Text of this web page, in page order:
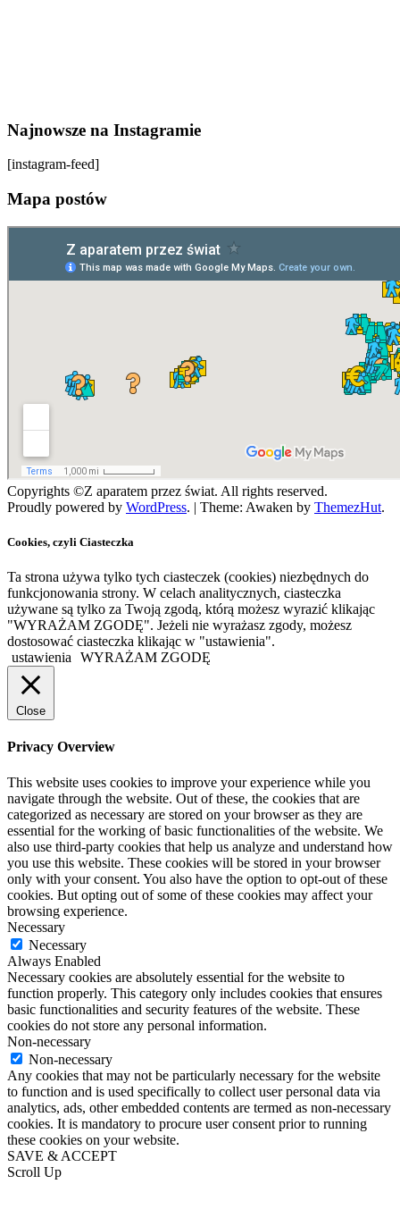
Najnowsze na Instagramie
[instagram-feed]
Mapa postów
Copyrights ©Z aparatem przez świat. All rights reserved.
Proudly powered by WordPress. | Theme: Awaken by ThemezHut.
Cookies, czyli Ciasteczka
Ta strona używa tylko tych ciasteczek (cookies) niezbędnych do
funkcjonowania strony. W celach analitycznych, ciasteczka
używane są tylko za Twoją zgodą, którą możesz wyrazić klikając
"WYRAŻAM ZGODĘ". Jeżeli nie wyrażasz zgody, możesz
dostosować ciasteczka klikając w "ustawienia".
ustawienia
WYRAŻAM ZGODĘ
Close
Privacy Overview
This website uses cookies to improve your experience while you
navigate through the website. Out of these, the cookies that are
categorized as necessary are stored on your browser as they are
essential for the working of basic functionalities of the website. We
also use third-party cookies that help us analyze and understand how
you use this website. These cookies will be stored in your browser
only with your consent. You also have the option to opt-out of these
cookies. But opting out of some of these cookies may affect your
browsing experience.
Necessary
Necessary
Always Enabled
Necessary cookies are absolutely essential for the website to
function properly. This category only includes cookies that ensures
basic functionalities and security features of the website. These
cookies do not store any personal information.
Non-necessary
Non-necessary
Any cookies that may not be particularly necessary for the website
to function and is used specifically to collect user personal data via
analytics, ads, other embedded contents are termed as non-necessary
cookies. It is mandatory to procure user consent prior to running
these cookies on your website.
SAVE & ACCEPT
Scroll Up